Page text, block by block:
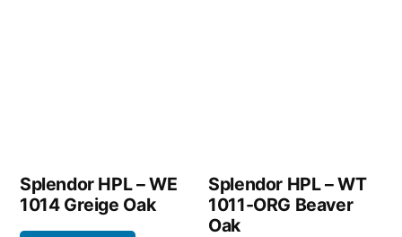
Splendor HPL – WE
1014 Greige Oak
Splendor HPL – WT
1011-ORG Beaver
Oak